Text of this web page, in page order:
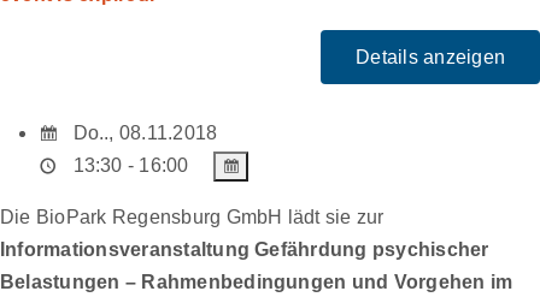
Do.., 08.11.2018
13:30 - 16:00
Die BioPark Regensburg GmbH lädt sie zur
Informationsveranstaltung Gefährdung psychischer
Belastungen – Rahmenbedingungen und Vorgehen im